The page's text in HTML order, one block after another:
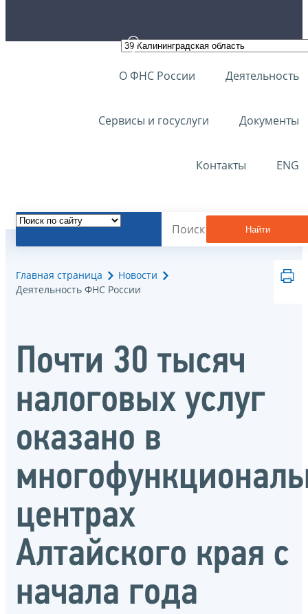
О ФНС России Деятельность
Сервисы и госуслуги Документы
Контакты ENG
Найти
Главная страница
Новости
Деятельность ФНС России
Почти 30 тысяч
налоговых услуг
оказано в
центрах
Алтайского края с
начала года